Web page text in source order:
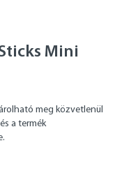
Mini
meg közvetlenül
a termék